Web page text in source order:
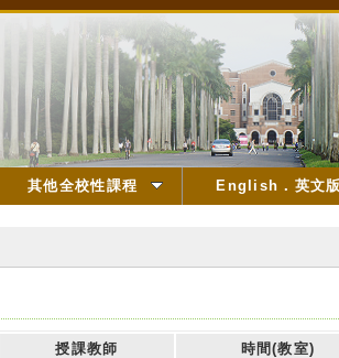
其他全校性課程 English．英文版
授課教師 時間(教室)